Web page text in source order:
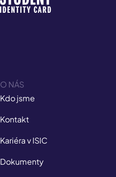
O NÁS
Kdo jsme
Kontakt
Kariéra v ISIC
Dokumenty